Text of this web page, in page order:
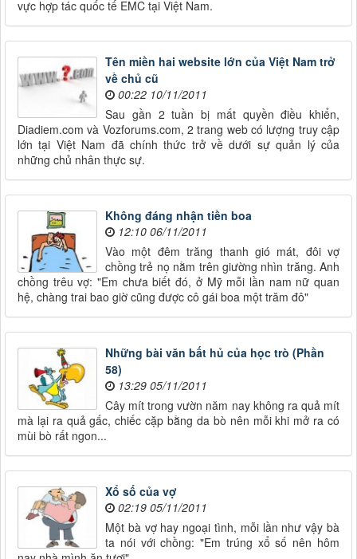
vực hợp tác quốc tế EMC tại Việt Nam.
Tên miền hai website lớn của Việt Nam trở
về chủ cũ
00:22 10/11/2011
Sau gần 2 tuần bị mất quyền điều khiển,
Diadiem.com và Vozforums.com, 2 trang web có lượng truy cập
lớn tại Việt Nam đã chính thức trở về dưới sự quản lý của
những chủ nhân thực sự.
Không đáng nhận tiền boa
12:10 06/11/2011
Vào một đêm trăng thanh gió mát, đôi vợ
chồng trẻ nọ nằm trên giường nhìn trăng. Anh
chồng trêu vợ: "Em chưa biết đó, ở Mỹ mỗi lần nam nữ quan
hệ, chàng trai bao giờ cũng được cô gái boa một trăm đô"
Những bài văn bất hủ của học trò (Phần
58)
13:29 05/11/2011
Cây mít trong vườn năm nay không ra quả mít
mà lại ra quả gấc, chiếc cặp bằng da bò nên mỗi khi mở ra có
mùi bò rất ngon...
Xổ số của vợ
02:19 05/11/2011
Một bà vợ hay ngoại tình, mỗi lần như vậy bà
ta nói với chồng: "Em trúng xổ số nên hôm